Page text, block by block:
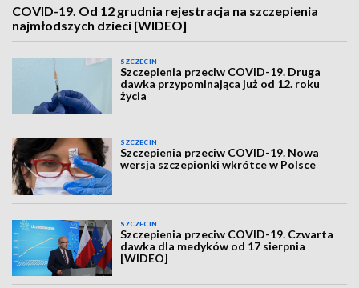
COVID-19. Od 12 grudnia rejestracja na szczepienia
najmłodszych dzieci [WIDEO]
SZCZECIN
Szczepienia przeciw COVID-19. Druga
dawka przypominająca już od 12. roku
życia
SZCZECIN
Szczepienia przeciw COVID-19. Nowa
wersja szczepionki wkrótce w Polsce
SZCZECIN
Szczepienia przeciw COVID-19. Czwarta
dawka dla medyków od 17 sierpnia
[WIDEO]